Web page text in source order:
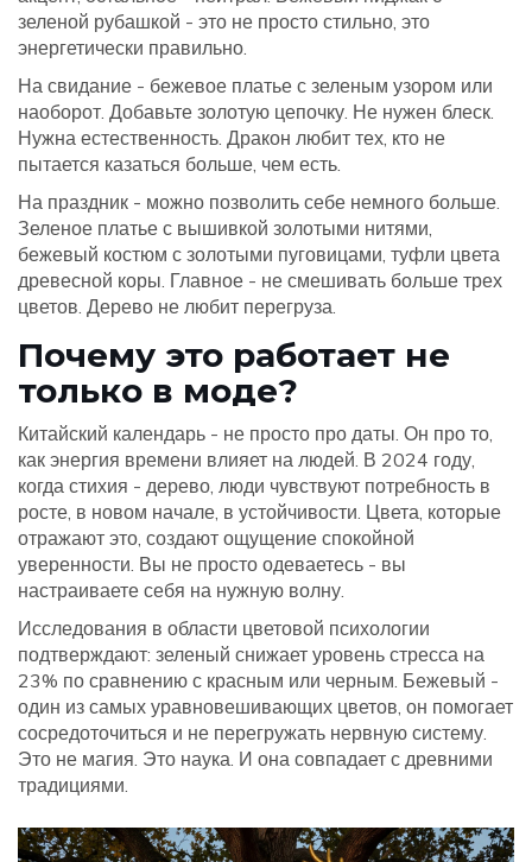
зеленой рубашкой - это не просто стильно, это
энергетически правильно.
На свидание - бежевое платье с зеленым узором или
наоборот. Добавьте золотую цепочку. Не нужен блеск.
Нужна естественность. Дракон любит тех, кто не
пытается казаться больше, чем есть.
На праздник - можно позволить себе немного больше.
Зеленое платье с вышивкой золотыми нитями,
бежевый костюм с золотыми пуговицами, туфли цвета
древесной коры. Главное - не смешивать больше трех
цветов. Дерево не любит перегруза.
Почему это работает не
только в моде?
Китайский календарь - не просто про даты. Он про то,
как энергия времени влияет на людей. В 2024 году,
когда стихия - дерево, люди чувствуют потребность в
росте, в новом начале, в устойчивости. Цвета, которые
отражают это, создают ощущение спокойной
уверенности. Вы не просто одеваетесь - вы
настраиваете себя на нужную волну.
Исследования в области цветовой психологии
подтверждают: зеленый снижает уровень стресса на
23% по сравнению с красным или черным. Бежевый -
один из самых уравновешивающих цветов, он помогает
сосредоточиться и не перегружать нервную систему.
Это не магия. Это наука. И она совпадает с древними
традициями.